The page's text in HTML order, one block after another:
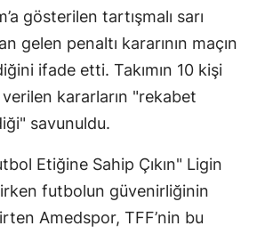
gösterilen tartışmalı sarı
gelen penaltı kararının maçın
ifade etti. Takımın 10 kişi
verilen kararların "rekabet
savunuldu.
Etiğine Sahip Çıkın" Ligin
futbolun güvenirliğinin
Amedspor, TFF’nin bu